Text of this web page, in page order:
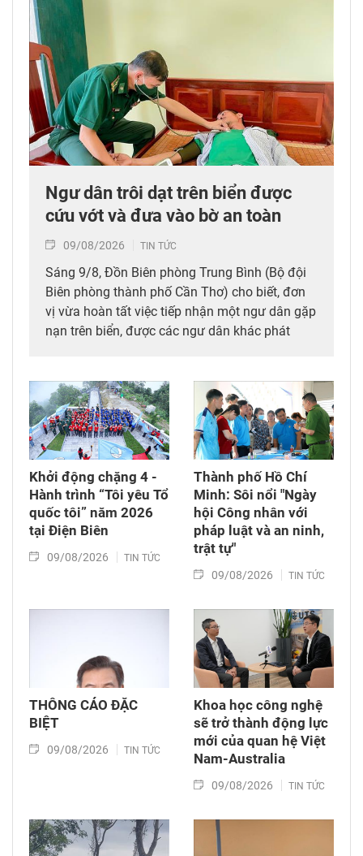
Ngư dân trôi dạt trên biển được
cứu vớt và đưa vào bờ an toàn
09/08/2026 TIN TỨC
Sáng 9/8, Đồn Biên phòng Trung Bình (Bộ đội
Biên phòng thành phố Cần Thơ) cho biết, đơn
vị vừa hoàn tất việc tiếp nhận một ngư dân gặp
nạn trên biển, được các ngư dân khác phát
Khởi động chặng 4 -
Hành trình “Tôi yêu Tổ
quốc tôi” năm 2026
tại Điện Biên
09/08/2026 TIN TỨC
Thành phố Hồ Chí
Minh: Sôi nổi "Ngày
hội Công nhân với
pháp luật và an ninh,
trật tự"
09/08/2026 TIN TỨC
THÔNG CÁO ĐẶC
BIỆT
09/08/2026 TIN TỨC
Khoa học công nghệ
sẽ trở thành động lực
mới của quan hệ Việt
Nam-Australia
09/08/2026 TIN TỨC